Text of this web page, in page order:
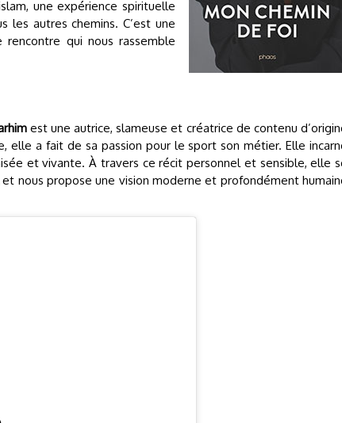
une expérience spirituelle
les autres chemins. C’est une
qui nous rassemble
est une autrice, slameuse et créatrice de contenu
elle a fait de sa passion pour le sport son métier. Elle
et vivante. À travers ce récit personnel et sensible, elle
nous propose une vision moderne et profondément